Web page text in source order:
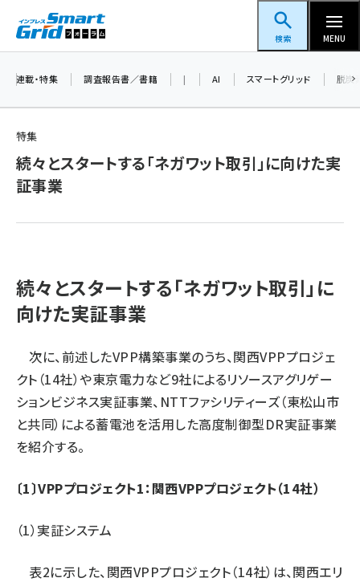
ン
スマートグリッドフォーラム
検索 MENU
ngn (275)
aitras (180)
タンデム (145)
連載・特集 調査報告書／書籍 | AI スマートグリッド 脱炭
特集
続々とスタートする「ネガワット取引」に向けた実
証事業
続々とスタートする「ネガワット取引」に
向けた実証事業
次に、前述したVPP構築事業のうち、関西VPPプロジェ
クト（14社）や東京電力など9社によるリソースアグリゲー
ションビジネス実証事業、NTTファシリティーズ（東松山市
と共同）による蓄電池を活用した高度制御型DR実証事業
を紹介する。
〔1〕VPPプロジェクト1：関西VPPプロジェクト（14社）
（1）実証システム
表2に示した、関西VPPプロジェクト（14社）は、関西エリ